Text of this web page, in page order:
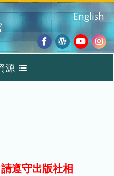
Facebook
Wordpress
English
源
刊遵守出版社相